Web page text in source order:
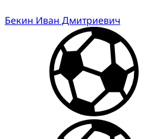
Бекин Иван Дмитриевич